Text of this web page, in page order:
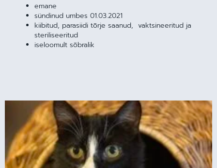
emane
sündinud umbes 01.03.2021
kiibitud, parasiidi tõrje saanud, vaktsineeritud ja
steriliseeritud
iseloomult sõbralik